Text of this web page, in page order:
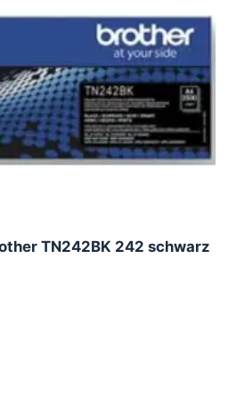
TN242BK 242 schwarz